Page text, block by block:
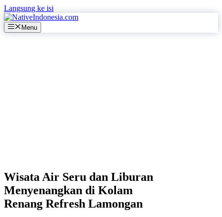
Langsung ke isi
Menu
Wisata Air Seru dan Liburan
Menyenangkan di Kolam
Renang Refresh Lamongan